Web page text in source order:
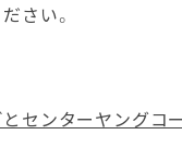
さい。
センターヤングコ